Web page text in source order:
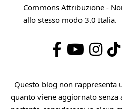
Commons Attribuzione -
allo stesso modo 3.0 Italia.
Questo blog non rappresenta
quanto viene aggiornato